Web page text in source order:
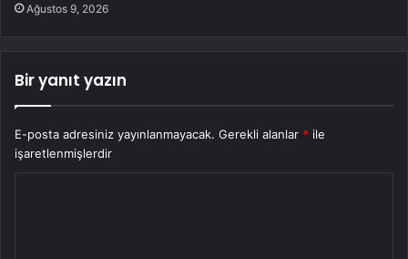
Ağustos 9, 2026
Bir yanıt yazın
E-posta adresiniz yayınlanmayacak. Gerekli alanlar * ile
işaretlenmişlerdir